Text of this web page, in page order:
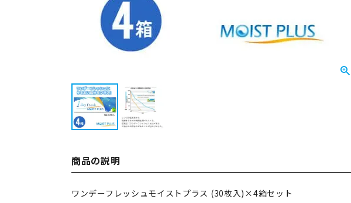
商品の説明
ワンデーフレッシュモイストプラス (30枚入)×4箱セット